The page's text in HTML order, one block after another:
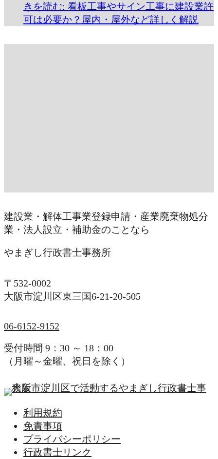
きを読む: 看板工事やサイン工事に建設業許
可は必要か？屋内・屋外など詳しく解説
建設業・解体工事業登録申請・産業廃棄物処分
業・法人設立・補助金のことなら
やまぎし行政書士事務所
〒532-0002
大阪市淀川区東三国6-21-20-505
06-6152-9152
受付時間 9：30 ～ 18：00
（月曜～金曜、祝日を除く）
利用規約
免責事項
プライバシーポリシー
行政書士リンク